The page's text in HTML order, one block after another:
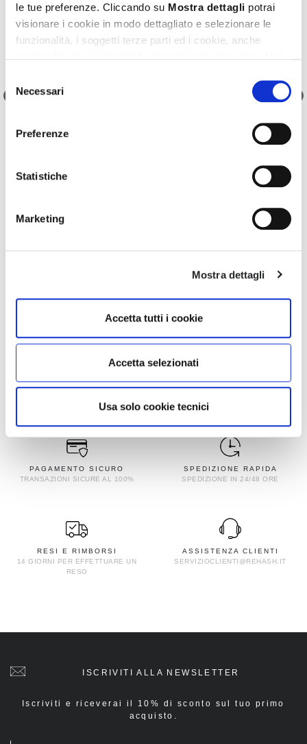
le tue preferenze. Cliccando su Mostra dettagli potrai
visionare i cookie in modo dettagliato e selezionare le
funzionalità, i soggetti terze parti ed i cookie, anche
Cookie Policy
, dove potrai avere maggiori informazioni e
modificare le tue scelte. Potrai verificare e modificare i
tuoi consensi anche cliccando sul simbolo della graffetta
presente su ogni pagina
delNecessari
Preferenze
Statistiche
Marketing
Mostra dettagli
Accetta tutti i cookie
Accetta selezionati
Usa solo cookie tecnici
JECKSON VANNIF-VELL
PAGAMENTO SICURO
TRANSAZIONI SICURE AL 100%
SPEDIZIONE RAPIDA
SPEDIZIONE IN 24/48 ORE
RESI E RIMBORSI
14 GIORNI PER EFFETTUARE UN
RESO
ASSISTENZA CLIENTI
SERVIZIOCLIENTI@REHASH.IT
ISCRIVITI ALLA NEWSLETTER
Iscriviti e riceverai il 10% di sconto sul tuo primo
acquisto.